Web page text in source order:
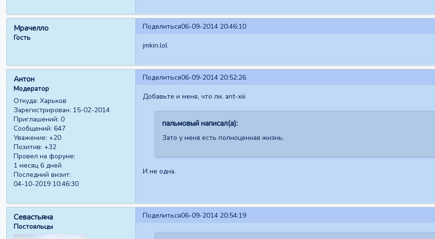
Поделиться06-09-2014 20:46:10
Мрачелло
Гость
jmkin.lol
Поделиться06-09-2014 20:52:26
Антон
Модератор
Откуда: Харьков
Зарегистрирован: 15-02-2014
Приглашений: 0
Сообщений: 647
Уважение: +20
Позитив: +32
Провел на форуме:
1 месяц 6 дней
Последний визит:
04-10-2019 10:46:30
Добавьте и меня, что ли. ant-xiii
пальмовый написал(а):
Зато у меня есть полноценная жизнь.
И не одна.
Поделиться06-09-2014 20:54:19
Севастьяна
Постояльцы